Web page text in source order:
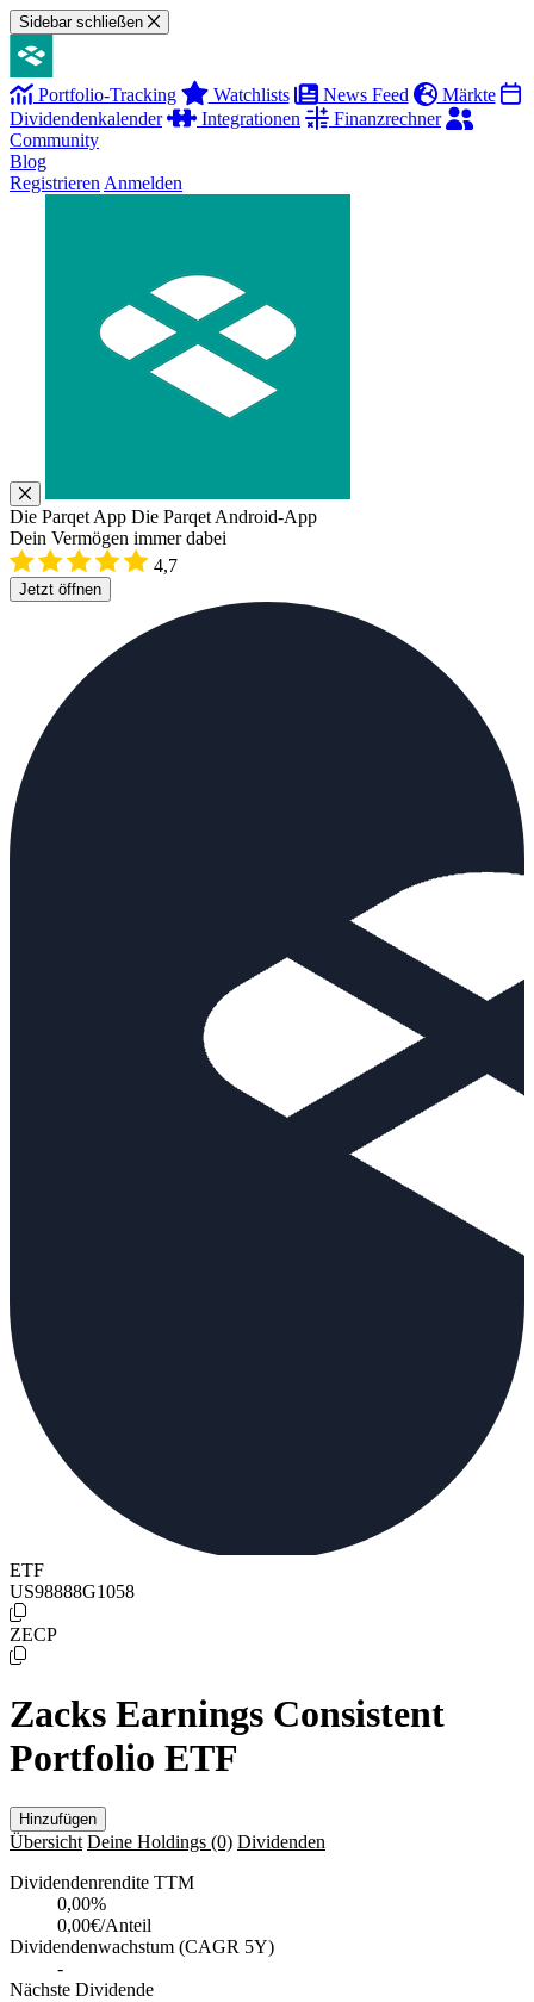
Sidebar schließen
Portfolio-Tracking Watchlists News Feed
Märkte
Dividendenkalender
Integrationen
Finanzrechner
Community
Blog
Registrieren Anmelden
Die Parqet App Die Parqet Android-App
Dein Vermögen immer dabei
4,7
Jetzt öffnen
ETF
US98888G1058
ZECP
Zacks Earnings Consistent
Portfolio ETF
Hinzufügen
Übersicht Deine Holdings (0) Dividenden
Dividendenrendite TTM
0,00%
0,00€/Anteil
Dividendenwachstum (CAGR 5Y)
-
Nächste Dividende